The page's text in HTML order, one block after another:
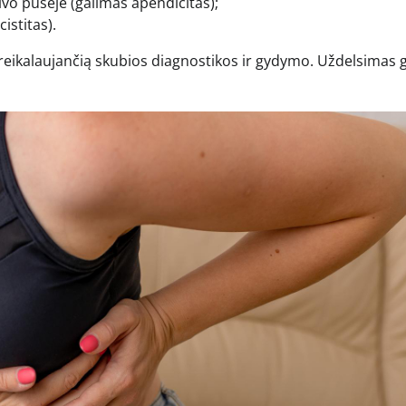
skubios diagnostikos ir gydymo. Uždelsimas